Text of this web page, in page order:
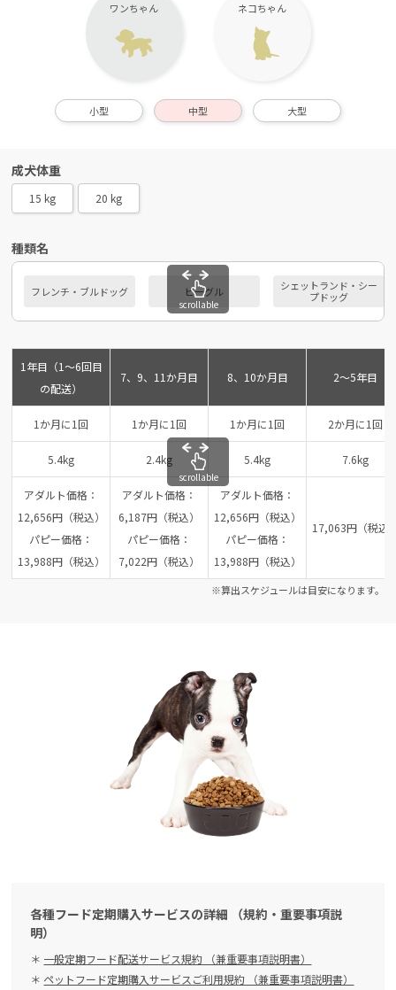
ワンちゃん ネコちゃん
小型 中型 大型
成犬体重
15 kg 20 kg
種類名
フレンチ・ブルドッグ ビーグル
シェットランド・シー
プドッグ
scrollable
1年目（1～6回目
の配送）
7、9、11か月目 8、10か月目 2～5年目
1か月に1回 1か月に1回 1か月に1回 2か月に1回
5.4kg 2.4kg 5.4kg 7.6kg
アダルト価格：
12,656円（税込）
パピー価格：
13,988円（税込）
アダルト価格：
6,187円（税込）
パピー価格：
7,022円（税込）
アダルト価格：
12,656円（税込）
パピー価格：
13,988円（税込）
17,063円（税込
scrollable
※算出スケジュールは目安になります。
各種フード定期購入サービスの詳細 （規約・重要事項説
明）
一般定期フード配送サービス規約 （兼重要事項説明書）
ペットフード定期購入サービスご利用規約 （兼重要事項説明書）